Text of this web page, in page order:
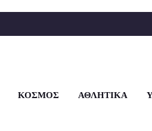
ΚΟΣΜΟΣ ΑΘΛΗΤΙΚΑ